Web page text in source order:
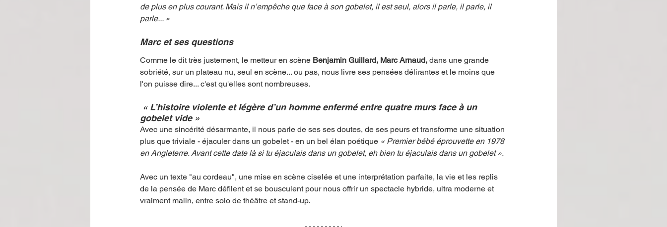
Offre spéciale
de plus en plus courant. Mais il n’empêche que face à son gobelet, il est seul, alors il parle, il parle, il
parle... »
Marc et ses questions
Comme le dit très justement, le metteur en scène Benjamin Guillard, Marc Arnaud, dans une grande
sobriété, sur un plateau nu, seul en scène... ou pas, nous livre ses pensées délirantes et le moins que
l'on puisse dire... c'est qu'elles sont nombreuses.
gobelet vide »
Avec une sincérité désarmante, il nous parle de ses ses doutes, de ses peurs et transforme une situation
plus que triviale - éjaculer dans un gobelet - en un bel élan poétique « Premier bébé éprouvette en 1978
en Angleterre. Avant cette date là si tu éjaculais dans un gobelet, eh bien tu éjaculais dans un gobelet ».
Avec un texte "au cordeau", une mise en scène ciselée et une interprétation parfaite, la vie et les replis
de la pensée de Marc défilent et se bousculent pour nous offrir un spectacle hybride, ultra moderne et
vraiment malin, entre solo de théâtre et stand-up.